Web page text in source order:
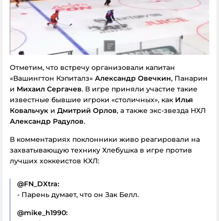
Отметим, что встречу организовали капитан
«Вашингтон Кэпиталз» Александр Овечкин, Панарин
и Михаил Сергачев. В игре приняли участие такие
известные бывшие игроки «столичных», как Илья
Ковальчук и Дмитрий Орлов, а также экс-звезда НХЛ
Александр Радулов.
В комментариях поклонники живо реагировали на
захватывающую технику Хлебушка в игре против
лучших хоккеистов КХЛ:
@FN_DXtra:
- Парень думает, что он Зак Белл.
@mike_h1990: